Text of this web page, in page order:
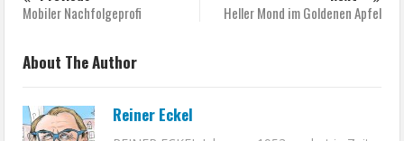
Mobiler Nachfolgeprofi
Heller Mond im Goldenen Apfel
About The Author
Reiner Eckel